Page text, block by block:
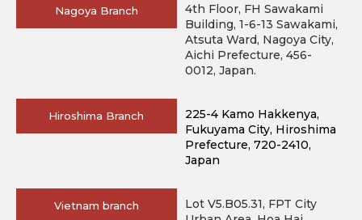
Nagoya Branch
4th Floor, FH Sawakami
Building, 1-6-13 Sawakami,
Atsuta Ward, Nagoya City,
Aichi Prefecture, 456-
0012, Japan.
Hiroshima Branch
225-4 Kamo Hakkenya,
Fukuyama City, Hiroshima
Prefecture, 720-2410,
Japan
Vietnam branch
Lot V5.B05.31, FPT City